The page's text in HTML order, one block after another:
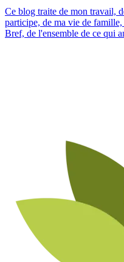
Ce blog traite de mon travail,
participe, de ma vie de
Bref, de l'ensemble de ce qui